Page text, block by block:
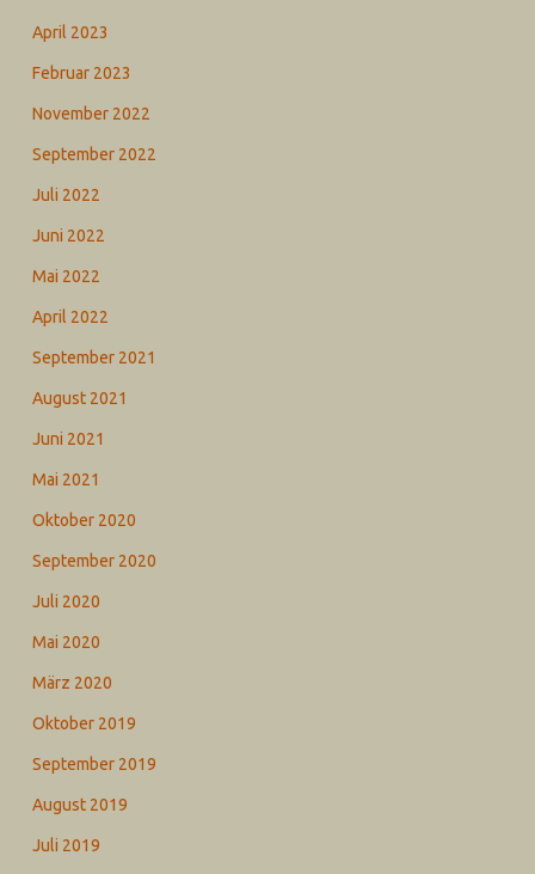
April 2023
Februar 2023
November 2022
September 2022
Juli 2022
Juni 2022
Mai 2022
April 2022
September 2021
August 2021
Juni 2021
Mai 2021
Oktober 2020
September 2020
Juli 2020
Mai 2020
März 2020
Oktober 2019
September 2019
August 2019
Juli 2019